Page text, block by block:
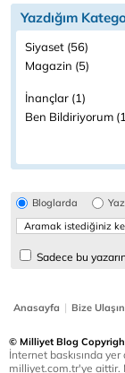
Yazdığım
Siyaset (56)
Magazin (5)
İnançlar (1)
Ben Bildiriyorum
Bloglarda
Sadece bu
Anasayfa | Bize Ulaşın
© Milliyet Blog
İnternet baskısında
milliyet.com.tr'ye aittir.